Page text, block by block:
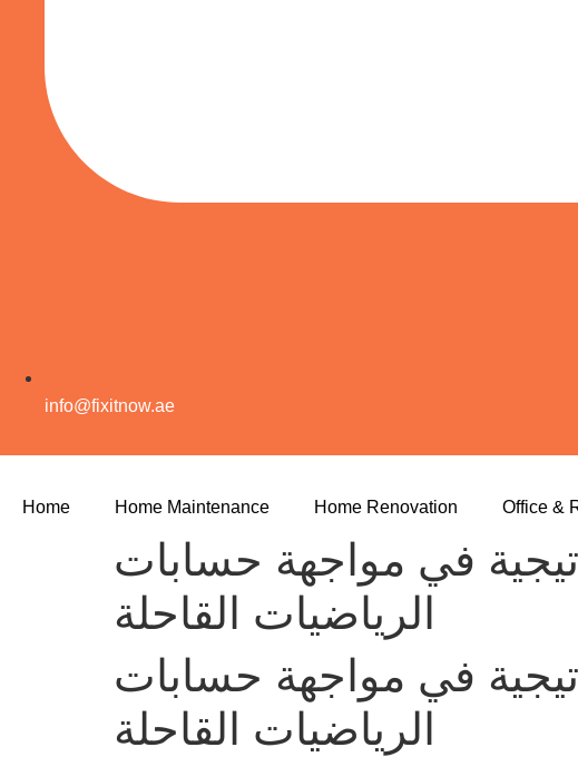
info@fixitnow.ae
Home Home Maintenance Home Renovation Office &
أي استراتيجية في مواجهة حسابات
الرياضيات القاحلة
أي استراتيجية في مواجهة حسابات
الرياضيات القاحلة